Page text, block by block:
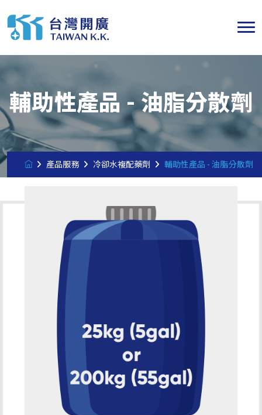
輔助性產品 - 油脂分散劑
產品服務 冷卻水複配藥劑 輔助性產品 - 油脂分散劑